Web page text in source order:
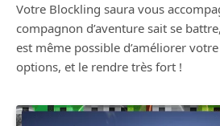
Votre Blockling saura vous
compagnon d’aventure sait se
est même possible d’améliorer
options, et le rendre très fort !